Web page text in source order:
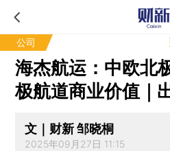
公司
海杰航运：中欧北
极航道商业价值｜
文｜财新 邹晓桐
2025年09月27日 11:15